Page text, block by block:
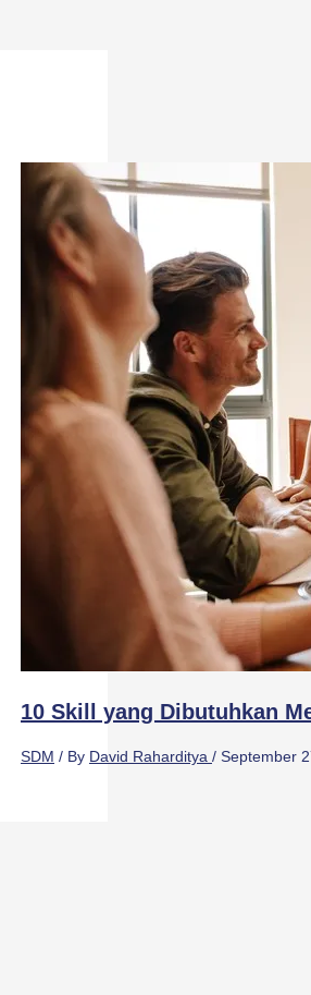
10 Skill yang Dibutuhkan
SDM / By David Raharditya / September